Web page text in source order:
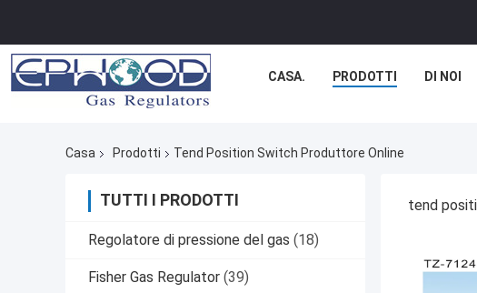
CASA. PRODOTTI DI NOI
Casa Prodotti Tend Position Switch Produttore Online
TUTTI I PRODOTTI
Regolatore di pressione del gas (18)
Fisher Gas Regulator (39)
tend